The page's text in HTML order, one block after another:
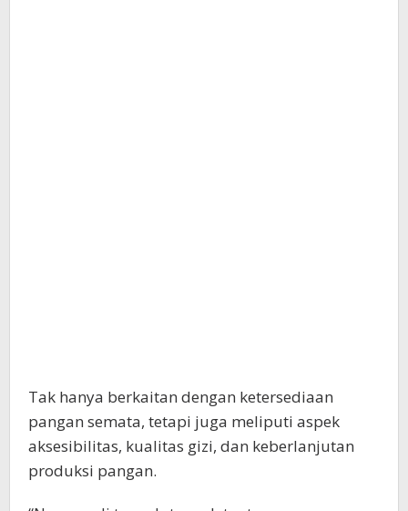
dan perubahan pola curah hujan dapat
mempengaruhi produktivitas tanaman.
“Disamping itu, keterbatasan lahan dan